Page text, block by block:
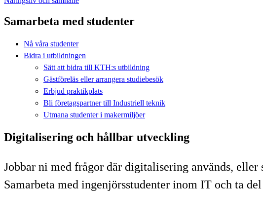
Samarbeta med studenter
Nå våra studenter
Bidra i utbildningen
Sätt att bidra till KTH:s utbildning
Gästföreläs eller arrangera studiebesök
Erbjud praktikplats
Bli företagspartner till Industriell teknik
Utmana studenter i makermiljöer
Digitalisering och hållbar utveckling
​Jobbar ni med frågor där digitalisering används,
Samarbeta med ingenjörsstudenter inom IT och ta